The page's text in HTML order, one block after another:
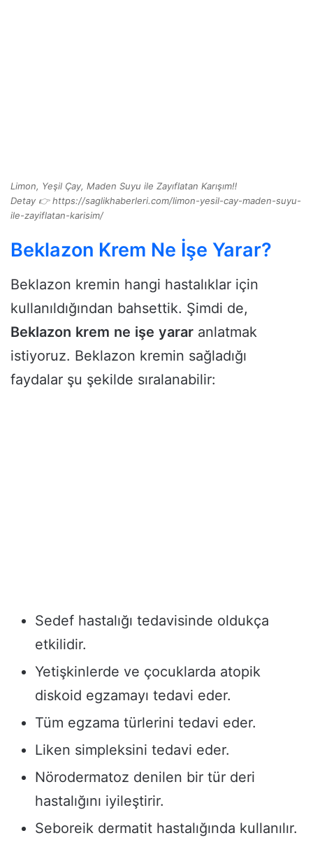
Limon, Yeşil Çay, Maden Suyu ile Zayıflatan Karışım‼
Detay 👉 https://saglikhaberleri.com/limon-yesil-cay-maden-suyu-
ile-zayiflatan-karisim/
Beklazon Krem Ne İşe Yarar?
Beklazon kremin hangi hastalıklar için
kullanıldığından bahsettik. Şimdi de,
Beklazon krem ne işe yarar anlatmak
istiyoruz. Beklazon kremin sağladığı
faydalar şu şekilde sıralanabilir:
Sedef hastalığı tedavisinde oldukça
etkilidir.
Yetişkinlerde ve çocuklarda atopik
diskoid egzamayı tedavi eder.
Tüm egzama türlerini tedavi eder.
Liken simpleksini tedavi eder.
Nörodermatoz denilen bir tür deri
hastalığını iyileştirir.
Seboreik dermatit hastalığında kullanılır.